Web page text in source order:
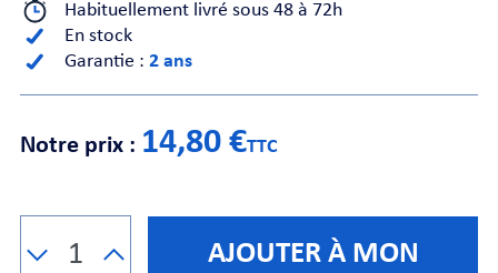
AUDIO
Habituellement livré sous 48 à 72h
En stock
Garantie : 2 ans
Notre prix : 14,80 €TTC
AJOUTER À MON